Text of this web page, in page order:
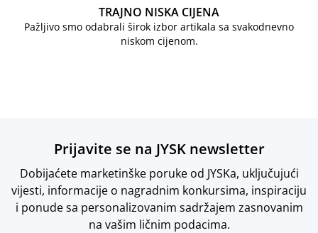
TRAJNO NISKA CIJENA
Pažljivo smo odabrali širok izbor artikala sa svakodnevno
niskom cijenom.
Prijavite se na JYSK newsletter
Dobijaćete marketinške poruke od JYSKa, uključujući
vijesti, informacije o nagradnim konkursima, inspiraciju
i ponude sa personalizovanim sadržajem zasnovanim
na vašim ličnim podacima.